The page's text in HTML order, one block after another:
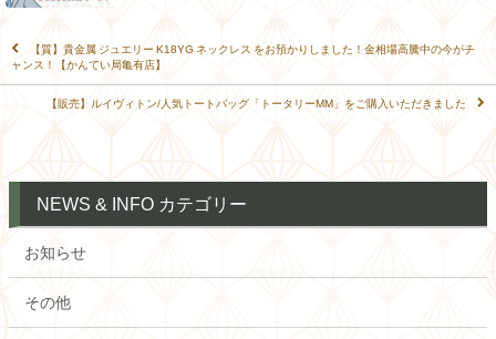
【質】貴金属 ジュエリー K18YG ネックレス をお預かりしました！金相場高騰中の今がチ
ャンス！【かんてい局亀有店】
【販売】ルイヴィトン/人気トートバッグ「トータリーMM」をご購入いただきました
NEWS & INFO カテゴリー
お知らせ
その他